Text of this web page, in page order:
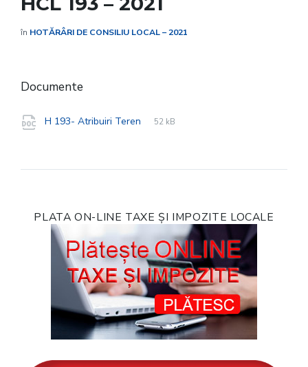
în HOTĂRÂRI DE CONSILIU LOCAL – 2021
Documente
H 193- Atribuiri Teren
File
doc
File
52 kB
PLATA ON-LINE TAXE ȘI IMPOZITE LOCALE